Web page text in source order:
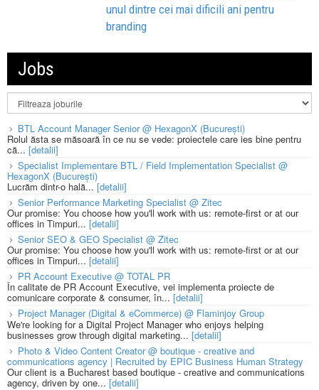
unul dintre cei mai dificili ani pentru
branding
Jobs
BTL Account Manager Senior @ HexagonX (București)
Rolul ăsta se măsoară în ce nu se vede: proiectele care ies bine pentru
că... [detalii]
Specialist Implementare BTL / Field Implementation Specialist @
HexagonX (București)
Lucrăm dintr-o hală... [detalii]
Senior Performance Marketing Specialist @ Zitec
Our promise: You choose how you'll work with us: remote-first or at our
offices in Timpuri... [detalii]
Senior SEO & GEO Specialist @ Zitec
Our promise: You choose how you'll work with us: remote-first or at our
offices in Timpuri... [detalii]
PR Account Executive @ TOTAL PR
În calitate de PR Account Executive, vei implementa proiecte de
comunicare corporate & consumer, în... [detalii]
Project Manager (Digital & eCommerce) @ Flaminjoy Group
We're looking for a Digital Project Manager who enjoys helping
businesses grow through digital marketing... [detalii]
Photo & Video Content Creator @ boutique - creative and
communications agency | Recruited by EPIC Business Human Strategy
Our client is a Bucharest based boutique - creative and communications
agency, driven by one... [detalii]